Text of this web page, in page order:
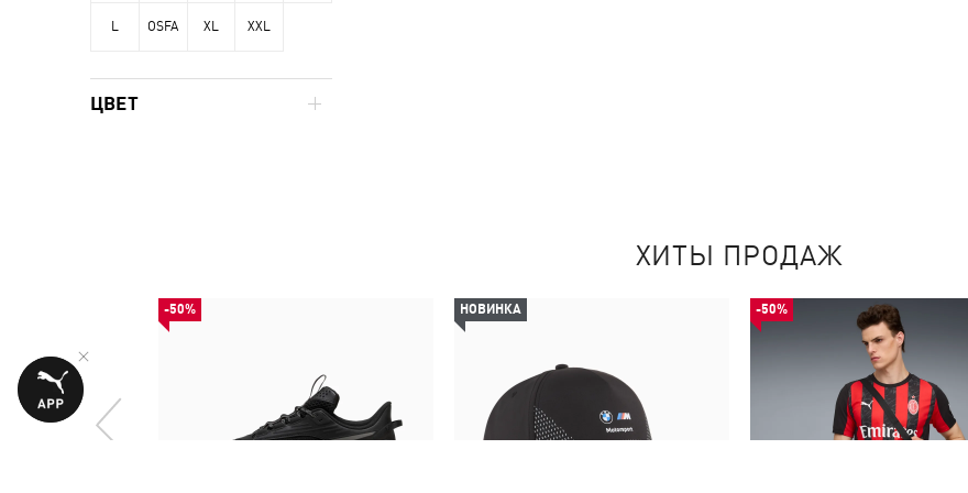
L OSFA XL XXL
ЦВЕТ
ХИТЫ ПРОДАЖ
-50% НОВИНКА -50%